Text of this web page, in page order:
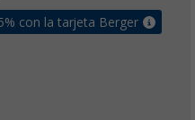
con la tarjeta Berger